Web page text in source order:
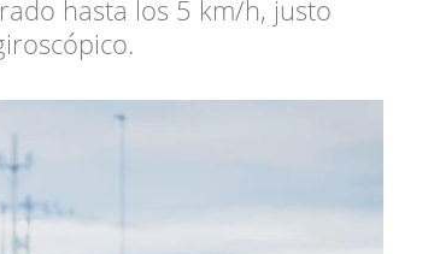
hasta los 5 km/h, justo